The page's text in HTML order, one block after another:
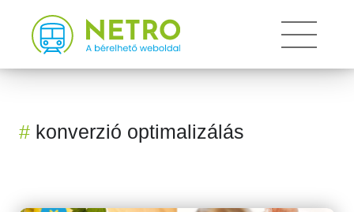
# konverzió optimalizálás